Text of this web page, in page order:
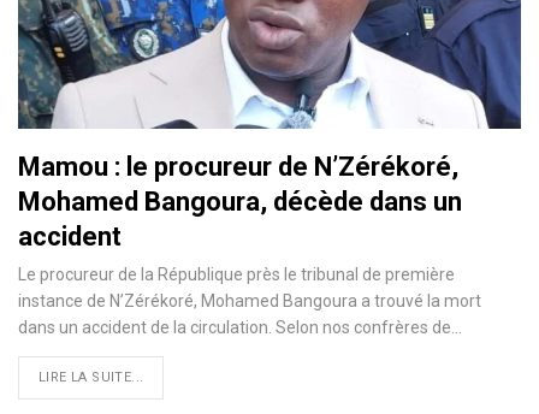
Mamou : le procureur de N’Zérékoré,
Mohamed Bangoura, décède dans un
accident
Le procureur de la République près le tribunal de première
instance de N’Zérékoré, Mohamed Bangoura a trouvé la mort
dans un accident de la circulation. Selon nos confrères de…
LIRE LA SUITE...